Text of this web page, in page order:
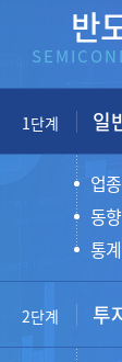
반
1단계 일
업
동
통
2단계 투